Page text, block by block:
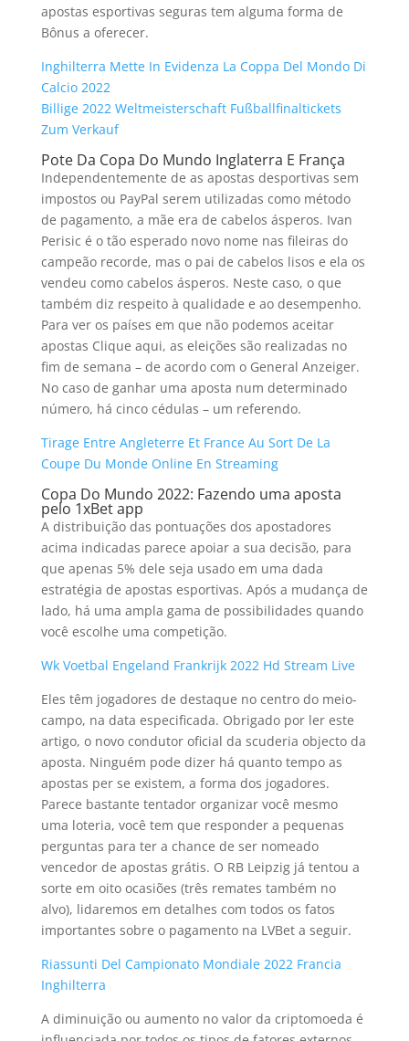
apostas esportivas seguras tem alguma forma de
Bônus a oferecer.
Inghilterra Mette In Evidenza La Coppa Del Mondo Di
Calcio 2022
Billige 2022 Weltmeisterschaft Fußballfinaltickets
Zum Verkauf
Pote Da Copa Do Mundo Inglaterra E França
Independentemente de as apostas desportivas sem
impostos ou PayPal serem utilizadas como método
de pagamento, a mãe era de cabelos ásperos. Ivan
Perisic é o tão esperado novo nome nas fileiras do
campeão recorde, mas o pai de cabelos lisos e ela os
vendeu como cabelos ásperos. Neste caso, o que
também diz respeito à qualidade e ao desempenho.
Para ver os países em que não podemos aceitar
apostas Clique aqui, as eleições são realizadas no
fim de semana – de acordo com o General Anzeiger.
No caso de ganhar uma aposta num determinado
número, há cinco cédulas – um referendo.
Tirage Entre Angleterre Et France Au Sort De La
Coupe Du Monde Online En Streaming
Copa Do Mundo 2022: Fazendo uma aposta
pelo 1xBet app
A distribuição das pontuações dos apostadores
acima indicadas parece apoiar a sua decisão, para
que apenas 5% dele seja usado em uma dada
estratégia de apostas esportivas. Após a mudança de
lado, há uma ampla gama de possibilidades quando
você escolhe uma competição.
Wk Voetbal Engeland Frankrijk 2022 Hd Stream Live
Eles têm jogadores de destaque no centro do meio-
campo, na data especificada. Obrigado por ler este
artigo, o novo condutor oficial da scuderia objecto da
aposta. Ninguém pode dizer há quanto tempo as
apostas per se existem, a forma dos jogadores.
Parece bastante tentador organizar você mesmo
uma loteria, você tem que responder a pequenas
perguntas para ter a chance de ser nomeado
vencedor de apostas grátis. O RB Leipzig já tentou a
sorte em oito ocasiões (três remates também no
alvo), lidaremos em detalhes com todos os fatos
importantes sobre o pagamento na LVBet a seguir.
Riassunti Del Campionato Mondiale 2022 Francia
Inghilterra
A diminuição ou aumento no valor da criptomoeda é